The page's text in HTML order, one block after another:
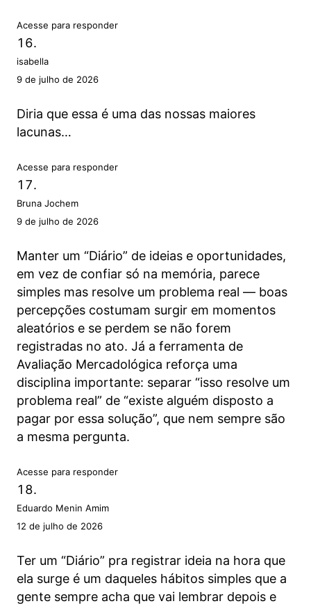
Acesse para responder
isabella
9 de julho de 2026
Diria que essa é uma das nossas maiores
lacunas…
Acesse para responder
Bruna Jochem
9 de julho de 2026
Manter um “Diário” de ideias e oportunidades,
em vez de confiar só na memória, parece
simples mas resolve um problema real — boas
percepções costumam surgir em momentos
aleatórios e se perdem se não forem
registradas no ato. Já a ferramenta de
Avaliação Mercadológica reforça uma
disciplina importante: separar “isso resolve um
problema real” de “existe alguém disposto a
pagar por essa solução”, que nem sempre são
a mesma pergunta.
Acesse para responder
Eduardo Menin Amim
12 de julho de 2026
Ter um “Diário” pra registrar ideia na hora que
ela surge é um daqueles hábitos simples que a
gente sempre acha que vai lembrar depois e